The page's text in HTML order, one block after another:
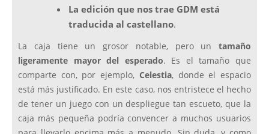
La edición que nos trae GDM está
traducida al castellano.
La caja tiene un grosor notable, pero un tamaño
ligeramente mayor del esperado. Es el tamaño que
comparte con, por ejemplo, Celestia, donde el espacio
está más justificado. En este caso, nos entristece el hecho
de tener un juego con un despliegue tan escueto, que la
caja más pequeña podría convencer a muchos usuarios